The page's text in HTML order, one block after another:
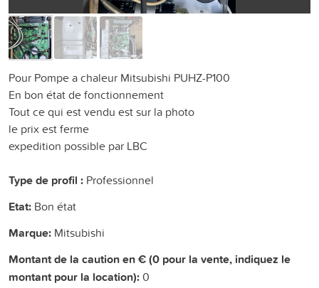
Pour Pompe a chaleur Mitsubishi PUHZ-P100
En bon état de fonctionnement
Tout ce qui est vendu est sur la photo
le prix est ferme
expedition possible par LBC
Type de profil : Professionnel
Etat: Bon état
Marque: Mitsubishi
Montant de la caution en € (0 pour la vente, indiquez le
montant pour la location):0